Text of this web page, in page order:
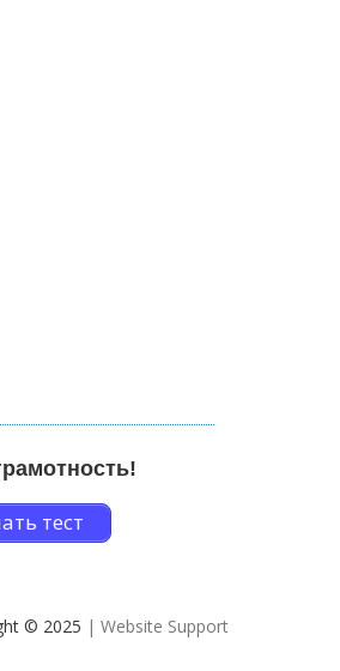
тест
© 2025 | Website Support